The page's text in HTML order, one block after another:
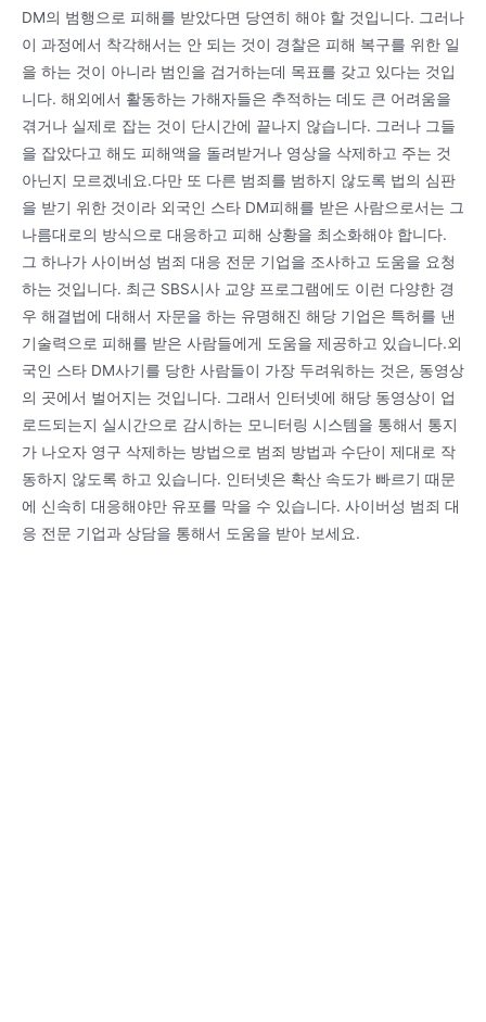
DM의 범행으로 피해를 받았다면 당연히 해야 할 것입니다. 그러나
이 과정에서 착각해서는 안 되는 것이 경찰은 피해 복구를 위한 일
을 하는 것이 아니라 범인을 검거하는데 목표를 갖고 있다는 것입
니다. 해외에서 활동하는 가해자들은 추적하는 데도 큰 어려움을
겪거나 실제로 잡는 것이 단시간에 끝나지 않습니다. 그러나 그들
을 잡았다고 해도 피해액을 돌려받거나 영상을 삭제하고 주는 것
아닌지 모르겠네요.다만 또 다른 범죄를 범하지 않도록 법의 심판
을 받기 위한 것이라 외국인 스타 DM피해를 받은 사람으로서는 그
나름대로의 방식으로 대응하고 피해 상황을 최소화해야 합니다.
그 하나가 사이버성 범죄 대응 전문 기업을 조사하고 도움을 요청
하는 것입니다. 최근 SBS시사 교양 프로그램에도 이런 다양한 경
우 해결법에 대해서 자문을 하는 유명해진 해당 기업은 특허를 낸
기술력으로 피해를 받은 사람들에게 도움을 제공하고 있습니다.외
국인 스타 DM사기를 당한 사람들이 가장 두려워하는 것은, 동영상
의 곳에서 벌어지는 것입니다. 그래서 인터넷에 해당 동영상이 업
로드되는지 실시간으로 감시하는 모니터링 시스템을 통해서 통지
가 나오자 영구 삭제하는 방법으로 범죄 방법과 수단이 제대로 작
동하지 않도록 하고 있습니다. 인터넷은 확산 속도가 빠르기 때문
에 신속히 대응해야만 유포를 막을 수 있습니다. 사이버성 범죄 대
응 전문 기업과 상담을 통해서 도움을 받아 보세요.